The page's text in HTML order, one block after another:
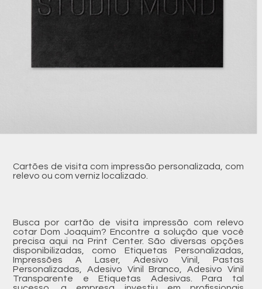
Cartões de visita com impressão personalizada, com
relevo ou com verniz localizado.
Busca por cartão de visita impressão com relevo
cotar Dom Joaquim? Encontre a solução que você
precisa aqui na Print Center. São diversas opções
disponibilizadas, como Etiquetas Personalizadas,
Impressões A Laser, Adesivo Vinil, Pastas
Personalizadas, Adesivo Vinil Branco, Adesivo Vinil
Transparente e Etiquetas Adesivas. Para tal